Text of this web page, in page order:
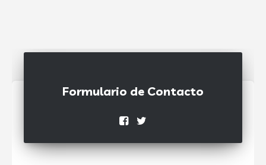
Formulario de Contacto